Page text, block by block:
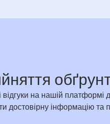
відгуки на нашій платформі
достовірну інформацію